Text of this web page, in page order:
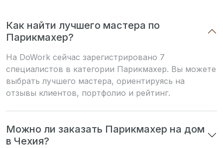
Как найти лучшего мастера по
Парикмахер?
На DoWork сейчас зарегистрировано 7
специалистов в категории Парикмахер. Вы можете
выбрать лучшего мастера, ориентируясь на
отзывы клиентов, портфолио и рейтинг.
Можно ли заказать Парикмахер на дом
в Чехия?